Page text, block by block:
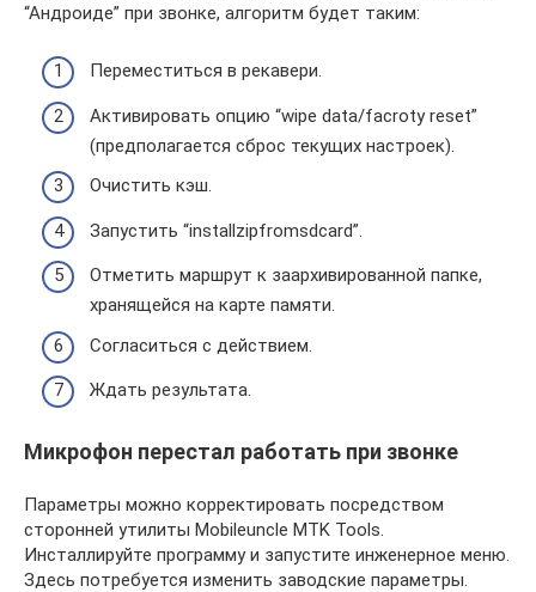
“Андроиде” при звонке, алгоритм будет таким:
Переместиться в рекавери.
Активировать опцию “wipe data/facroty reset”
(предполагается сброс текущих настроек).
Очистить кэш.
Запустить “installzipfromsdcard”.
Отметить маршрут к заархивированной папке,
хранящейся на карте памяти.
Согласиться с действием.
Ждать результата.
Микрофон перестал работать при звонке
Параметры можно корректировать посредством
сторонней утилиты Mobileuncle MTK Tools.
Инсталлируйте программу и запустите инженерное меню.
Здесь потребуется изменить заводские параметры.